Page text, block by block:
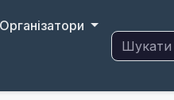
Організатори